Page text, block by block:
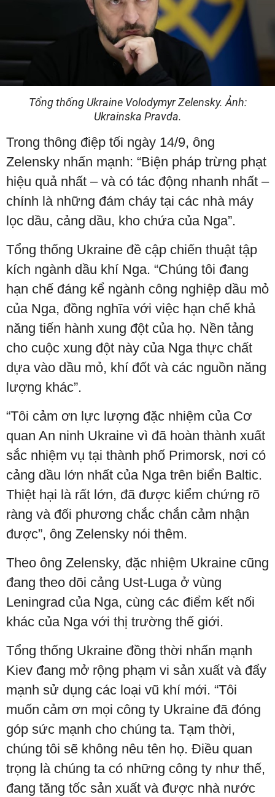
Tổng thống Ukraine Volodymyr Zelensky. Ảnh:
Ukrainska Pravda.
Trong thông điệp tối ngày 14/9, ông
Zelensky nhấn mạnh: “Biện pháp trừng phạt
hiệu quả nhất – và có tác động nhanh nhất –
chính là những đám cháy tại các nhà máy
lọc dầu, cảng dầu, kho chứa của Nga”.
Tổng thống Ukraine đề cập chiến thuật tập
kích ngành dầu khí Nga. “Chúng tôi đang
hạn chế đáng kể ngành công nghiệp dầu mỏ
của Nga, đồng nghĩa với việc hạn chế khả
năng tiến hành xung đột của họ. Nền tảng
cho cuộc xung đột này của Nga thực chất
dựa vào dầu mỏ, khí đốt và các nguồn năng
lượng khác”.
“Tôi cảm ơn lực lượng đặc nhiệm của Cơ
quan An ninh Ukraine vì đã hoàn thành xuất
sắc nhiệm vụ tại thành phố Primorsk, nơi có
cảng dầu lớn nhất của Nga trên biển Baltic.
Thiệt hại là rất lớn, đã được kiểm chứng rõ
ràng và đối phương chắc chắn cảm nhận
được”, ông Zelensky nói thêm.
Theo ông Zelensky, đặc nhiệm Ukraine cũng
đang theo dõi cảng Ust-Luga ở vùng
Leningrad của Nga, cùng các điểm kết nối
khác của Nga với thị trường thế giới.
Tổng thống Ukraine đồng thời nhấn mạnh
Kiev đang mở rộng phạm vi sản xuất và đẩy
mạnh sử dụng các loại vũ khí mới. “Tôi
muốn cảm ơn mọi công ty Ukraine đã đóng
góp sức mạnh cho chúng ta. Tạm thời,
chúng tôi sẽ không nêu tên họ. Điều quan
trọng là chúng ta có những công ty như thế,
đang tăng tốc sản xuất và được nhà nước